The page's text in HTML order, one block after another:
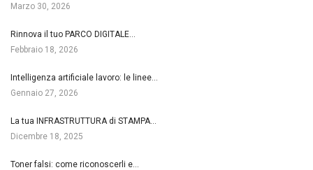
Marzo 30, 2026
Rinnova il tuo PARCO DIGITALE…
Febbraio 18, 2026
Intelligenza artificiale lavoro: le linee…
Gennaio 27, 2026
La tua INFRASTRUTTURA di STAMPA…
Dicembre 18, 2025
Toner falsi: come riconoscerli e…